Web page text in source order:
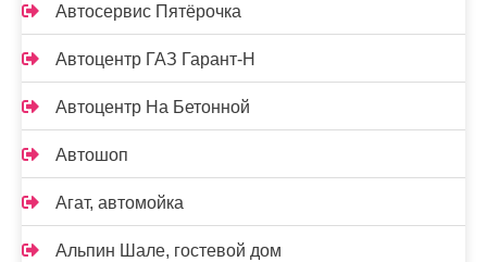
Автосервис Пятёрочка
Автоцентр ГАЗ Гарант-Н
Автоцентр На Бетонной
Автошоп
Агат, автомойка
Альпин Шале, гостевой дом